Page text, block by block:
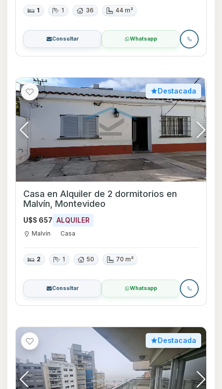
1 1 36 44 m²
Consultar Whatsapp
Destacada
Casa en Alquiler de 2 dormitorios en
Malvín, Montevideo
U$S 657 ALQUILER
Malvín Casa
2 1 50 70 m²
Consultar Whatsapp
Destacada